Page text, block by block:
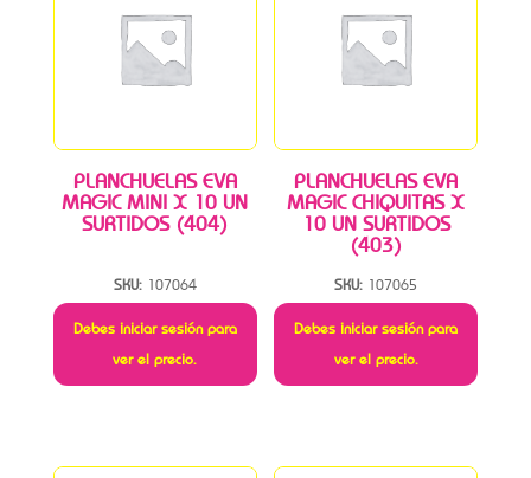
PLANCHUELAS EVA
MAGIC MINI X 10 UN
SURTIDOS (404)
SKU: 107064
Debes iniciar sesión para
ver el precio.
PLANCHUELAS EVA
MAGIC CHIQUITAS X
10 UN SURTIDOS
(403)
SKU: 107065
Debes iniciar sesión para
ver el precio.